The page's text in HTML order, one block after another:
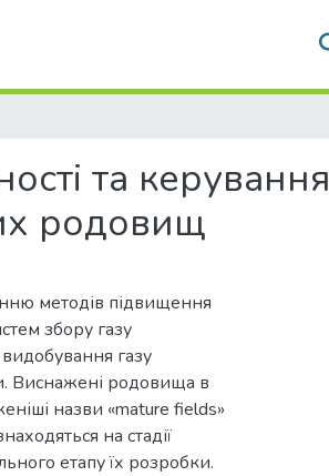
та керування
родовищ
методів підвищення
збору газу
газу
Виснажені родовища в
назви «mature fields»
на стадії
етапу їх розробки.